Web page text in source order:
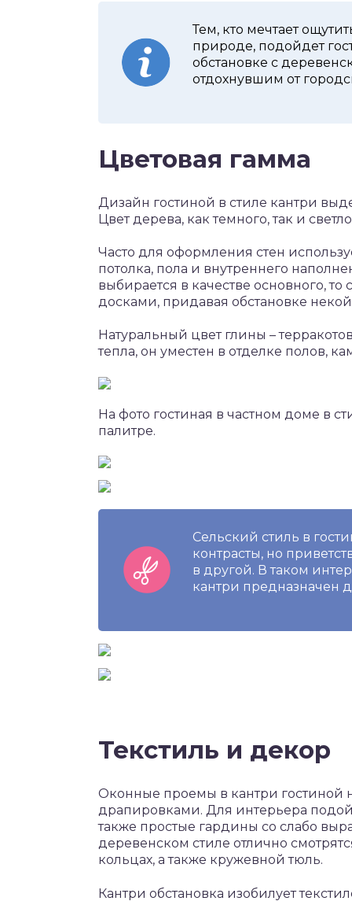
Тем, кто мечтает
природе, подойдет
обстановке с
отдохнувшим от
Цветовая гамма
Дизайн гостиной в стиле кантри
Цвет дерева, как темного, так и
Часто для оформления стен
потолка, пола и внутреннего
выбирается в качестве основного,
досками, придавая обстановке некой
Натуральный цвет глины –
тепла, он уместен в отделке полов,
На фото гостиная в частном доме в
палитре.
Сельский стиль в
контрасты, но
в другой. В таком
кантри предназначен
Текстиль и декор
Оконные проемы в кантри гостиной
драпировками. Для интерьера
также простые гардины со слабо
деревенском стиле отлично
кольцах, а также кружевной тюль.
Кантри обстановка изобилует